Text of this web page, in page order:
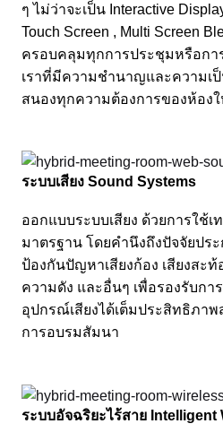
ๆ ไม่ว่าจะเป็น Interactive
Touch Screen , Multi Screen
ครอบคลุมทุกการประชุมหรือก
เราที่มีความชำนาญและความเ
สนองทุกความต้องการของห้อง
ระบบเสียง Sound Systems
ออกแบบระบบเสียง ด้วยการใช้
มาตรฐาน โดยคำนึงถึงปัจจัยปร
ป้องกันปัญหาเสียงก้อง เสียงสะท้
ความดัง และอื่นๆ เพื่อรองรับกา
อุปกรณ์เสียงได้เต็มประสิทธิภา
การอบรมสัมนา
ระบบอัจฉริยะไร้สาย